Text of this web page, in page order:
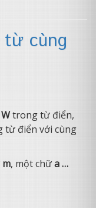
từ cùng
Wtrong từ điển,
từ điển với cùng
m, một chữa …